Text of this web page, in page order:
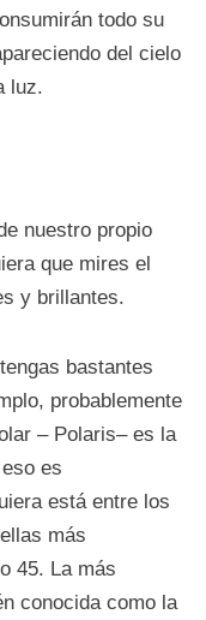
todo su
del cielo
luz.
nuestro propio
que mires el
y brillantes.
bastantes
probablemente
–⁠ Polaris–⁠ es la
es
está entre los
más
45. La más
conocida como la